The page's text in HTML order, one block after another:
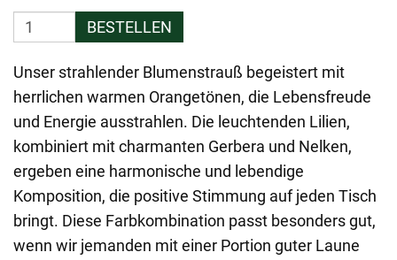
BESTELLEN
Unser strahlender Blumenstrauß begeistert mit
herrlichen warmen Orangetönen, die Lebensfreude
und Energie ausstrahlen. Die leuchtenden Lilien,
kombiniert mit charmanten Gerbera und Nelken,
ergeben eine harmonische und lebendige
Komposition, die positive Stimmung auf jeden Tisch
bringt. Diese Farbkombination passt besonders gut,
wenn wir jemanden mit einer Portion guter Laune